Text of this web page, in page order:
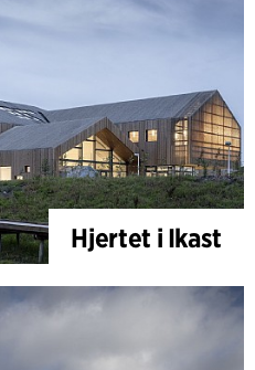
Hjertet i Ikast